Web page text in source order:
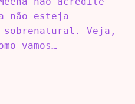
não esteja
Veja,
vamos…